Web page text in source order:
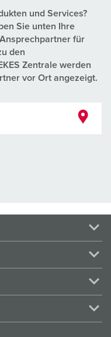
und Services?
Sie unten Ihre
für
den
Zentrale werden
vor Ort angezeigt.